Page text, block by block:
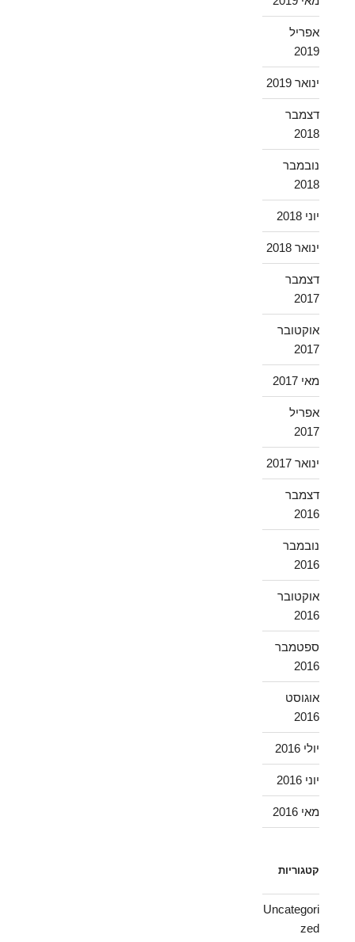
אפריל
2019
ינואר 2019
דצמבר
2018
נובמבר
2018
יוני 2018
ינואר 2018
דצמבר
2017
אוקטובר
2017
מאי 2017
אפריל
2017
ינואר 2017
דצמבר
2016
נובמבר
2016
אוקטובר
2016
ספטמבר
2016
אוגוסט
2016
יולי 2016
יוני 2016
מאי 2016
קטגוריות
Uncategori
zed